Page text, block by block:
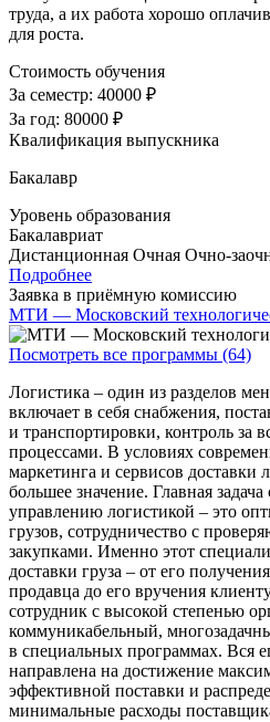
труда, а их работа хорошо
для роста.
Стоимость обучения
За семестр: 40000 ₽
За год: 80000 ₽
Квалификация выпускника
Бакалавр
Уровень образования
Бакалавриат
Дистанционная Очная Очно-
Подробнее
Заявка в приёмную комиссию
МТИ — Московский
Посмотреть все программы (64)
Логистика – один из разделов
включает в себя снабжения,
и транспортировки, контроль за
процессами. В условиях
маркетинга и сервисов доставки
большее значение. Главная
управлению логистикой – это
грузов, сотрудничество с
закупками. Именно этот
доставки груза – от его
продавца до его вручения
сотрудник с высокой степенью
коммуникабельный,
в специальных программах. Вся
направлена на достижение
эффективной поставки и
минимальные расходы